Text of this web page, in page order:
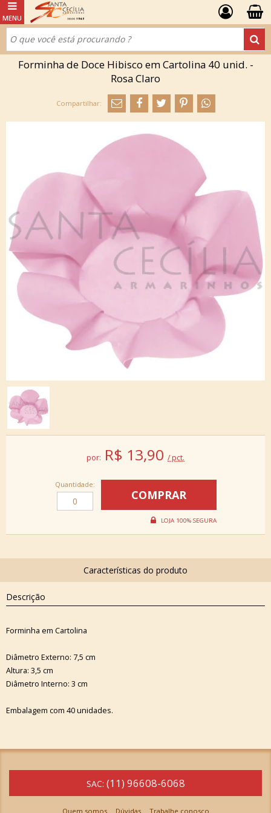
Forminha de Doce Hibisco em Cartolina 40 unid. -
Rosa Claro
por: R$ 13,90 / pct.
Quantidade:
Descrição
Forminha em Cartolina
Diâmetro Externo: 7,5 cm
Altura: 3,5 cm
Diâmetro Interno: 3 cm
Embalagem com 40 unidades.
SAC: (11) 96608-6068
Quem somos Dúvidas Trabalhe conosco